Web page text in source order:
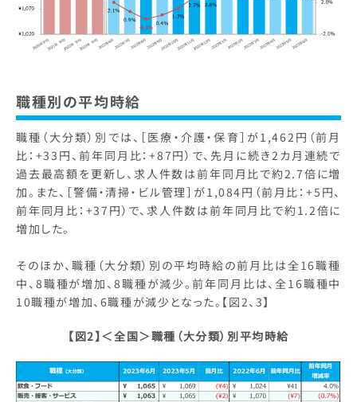
職種別の平均時給
職種（大分類）別では、［医療・介護・保育］が1,462円（前月
比：+33円、前年同月比：+87円）で、先月に続き2カ月連続で
過去最高額を更新し、求人件数は前年同月比で約2.7倍に増
加。また、［警備・清掃・ビル管理］が1,084円（前月比：+5円、
前年同月比：+37円）で、求人件数は前年同月比で約1.2倍に
増加した。
そのほか、職種（大分類）別の平均時給の前月比は全16職種
中、8職種が増加、8職種が減少。前年同月比は、全16職種中
10職種が増加、6職種が減少となった。【図2、3】
【図2】＜全国＞職種（大分類）別平均時給